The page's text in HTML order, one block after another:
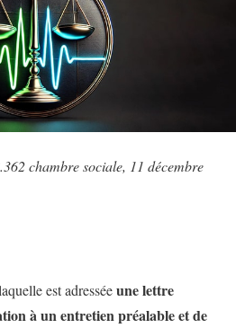
chambre sociale, 11 décembre
est adresséeune lettre
à un entretien préalable et de